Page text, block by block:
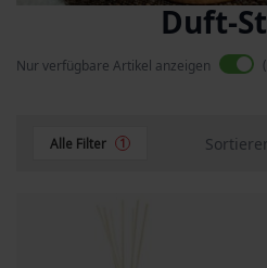
Duft-
Nur verfügbare Artikel anzeigen
Alle Filter 1